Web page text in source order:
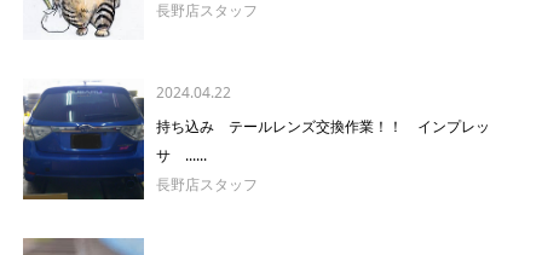
長野店スタッフ
2024.04.22
持ち込み テールレンズ交換作業！！ インプレッ
サ ......
長野店スタッフ